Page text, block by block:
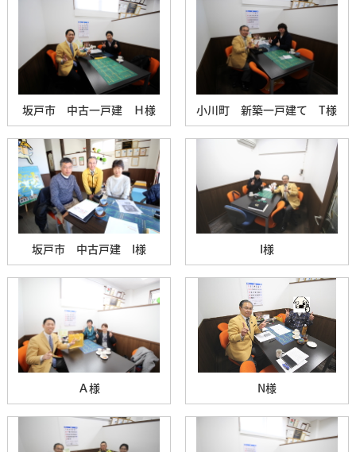
坂戸市 中古一戸建 Ｈ様 小川町 新築一戸建て T様
坂戸市 中古戸建 I様 I様
Ａ様 N様